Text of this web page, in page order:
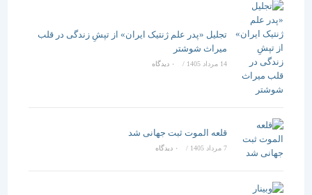
تجلیل «پدر علم ژنتیک ایران» از تپشِ زندگی در قلب
میراث شوشتر
14 مرداد 1405 / ۰ دیدگاه
قلعه الموت ثبت جهانی شد
/ ۰ دیدگاه